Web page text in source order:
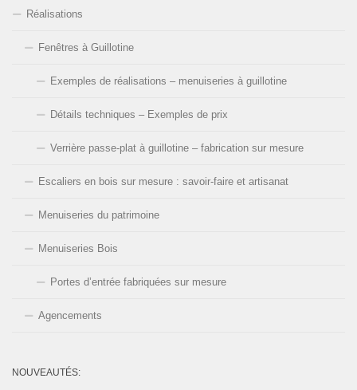
Réalisations
Fenêtres à Guillotine
Exemples de réalisations – menuiseries à guillotine
Détails techniques – Exemples de prix
Verrière passe-plat à guillotine – fabrication sur mesure
Escaliers en bois sur mesure : savoir-faire et artisanat
Menuiseries du patrimoine
Menuiseries Bois
Portes d’entrée fabriquées sur mesure
Agencements
NOUVEAUTÉS: